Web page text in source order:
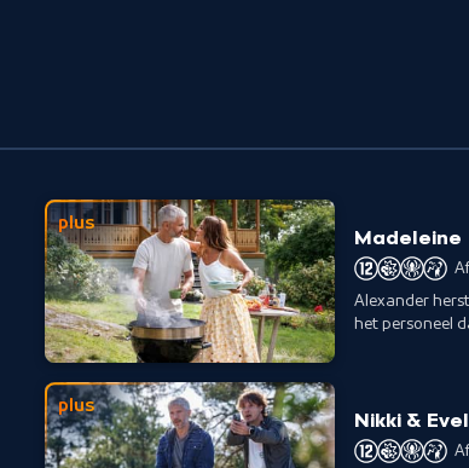
plus
Madeleine
Alexander
het personeel
plus
Nikki &